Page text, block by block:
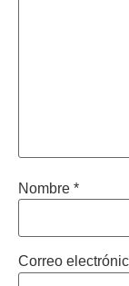
Nombre *
Correo